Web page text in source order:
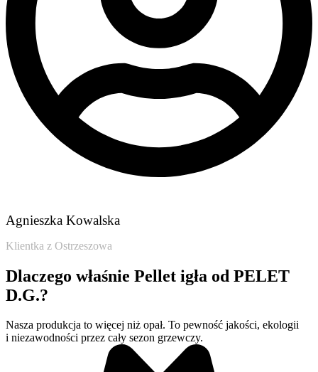
Agnieszka Kowalska​
Klientka z Ostrzeszowa​
Dlaczego właśnie Pellet igła od PELET
D.G.?
Nasza produkcja to więcej niż opał. To pewność jakości, ekologii
i niezawodności przez cały sezon grzewczy.